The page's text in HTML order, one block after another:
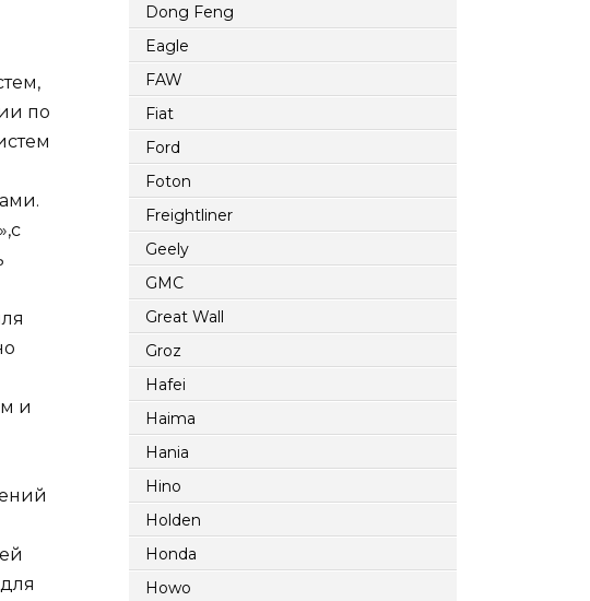
по
и
Dong Feng
Eagle
FAW
Fiat
Ford
Foton
Freightliner
Geely
GMC
Great Wall
Groz
Hafei
Haima
Hania
Hino
Holden
Honda
Howo